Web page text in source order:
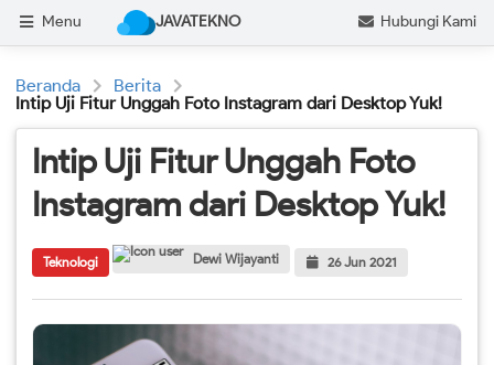
Menu JAVATEKNO Hubungi Kami
Beranda
Berita
Intip Uji Fitur Unggah Foto Instagram dari Desktop Yuk!
Intip Uji Fitur Unggah Foto
Instagram dari Desktop Yuk!
Teknologi Dewi Wijayanti 26 Jun 2021